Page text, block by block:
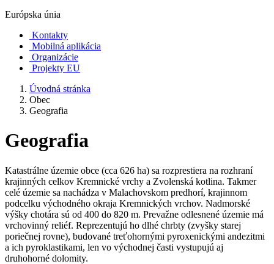
Európska únia
Kontakty
Mobilná aplikácia
Organizácie
Projekty EU
Úvodná stránka
Obec
Geografia
Geografia
Katastrálne územie obce (cca 626 ha) sa rozprestiera na rozhraní
krajinných celkov Kremnické vrchy a Zvolenská kotlina. Takmer
celé územie sa nachádza v Malachovskom predhorí, krajinnom
podcelku východného okraja Kremnických vrchov. Nadmorské
výšky chotára sú od 400 do 820 m. Prevažne odlesnené územie má
vrchovinný reliéf. Reprezentujú ho dlhé chrbty (zvyšky starej
poriečnej rovne), budované treťohornými pyroxenickými andezitmi
a ich pyroklastikami, len vo východnej časti vystupujú aj
druhohorné dolomity.